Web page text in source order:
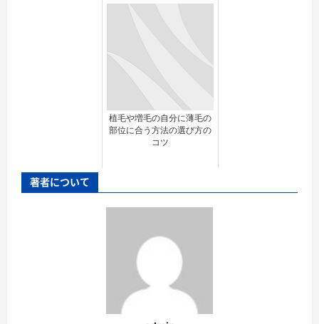
植毛や増毛の自分に薄毛の
部位に合う方法の選び方の
コツ
著者について